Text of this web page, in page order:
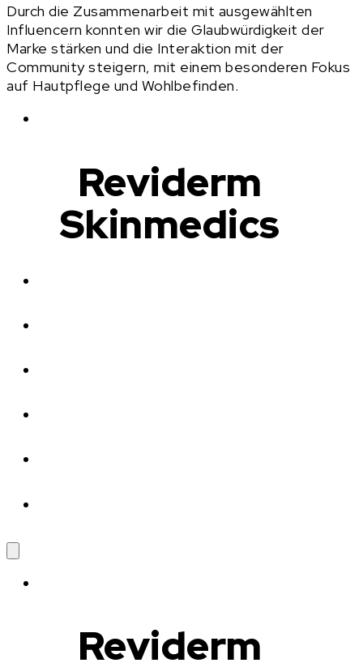
Durch die Zusammenarbeit mit ausgewählten
Influencern konnten wir die Glaubwürdigkeit der
Marke stärken und die Interaktion mit der
Community steigern, mit einem besonderen Fokus
auf Hautpflege und Wohlbefinden.
Reviderm
Skinmedics
Reviderm